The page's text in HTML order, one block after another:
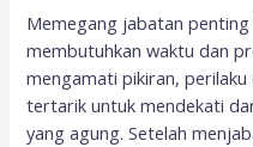
Memegang jabatan
membutuhkan waktu dan
mengamati pikiran,
tertarik untuk mendekati
yang agung. Setelah